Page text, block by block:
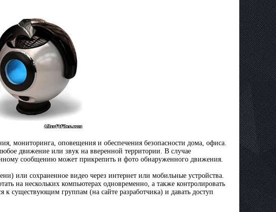
мониторинга, оповещения и обеспечения безопасности дома, офиса.
движение или звук на вверенной территории. В случае
сообщению может прикрепить и фото обнаруженного движения.
или сохраненное видео через интернет или мобильные устройства.
на нескольких компьютерах одновременно, а также контролировать
существующим группам (на сайте разработчика) и давать доступ